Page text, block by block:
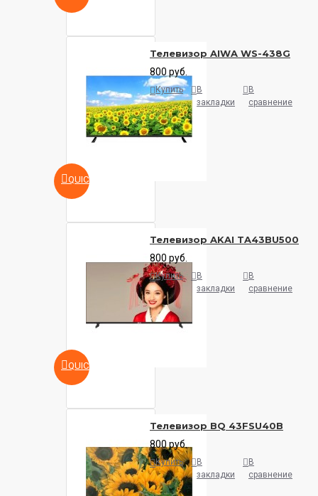
QUICKVIEW
Телевизор AIWA WS-438G
800 руб.
Купить
В
закладки
В
сравнение
QUICKVIEW
Телевизор AKAI TA43BU500
800 руб.
Купить
В
закладки
В
сравнение
Телевизор BQ 43FSU40B
800 руб.
Купить
В
закладки
В
сравнение